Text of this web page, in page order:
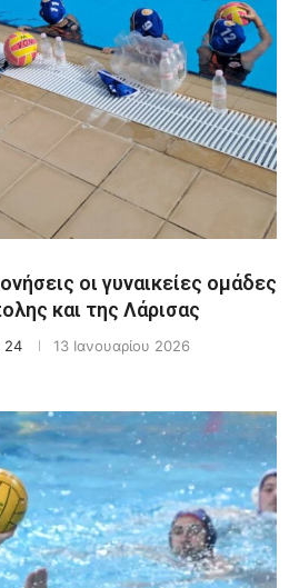
οι γυναικείες ομάδες
και της Λάρισας
24 13 Ιανουαρίου 2026